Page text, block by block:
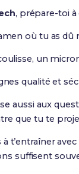
, prépare-toi
où tu as
un
qualité et
aussi aux
que tu te
t’entraîner
suffisent